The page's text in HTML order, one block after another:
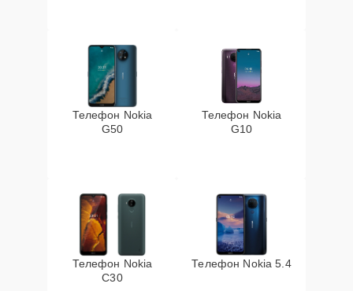
Телефон Nokia
G50
Телефон Nokia
G10
Телефон Nokia
C30
Телефон Nokia 5.4